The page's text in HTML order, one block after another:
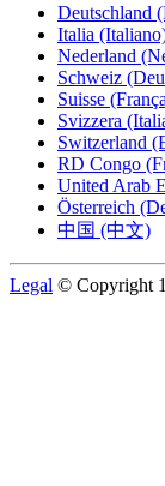
Deutschland
Italia
Nederland
Schweiz
Suisse
Svizzera
Switzerland
RD Congo
United Arab
Österreich
中国 (中文)
Legal © Copyright